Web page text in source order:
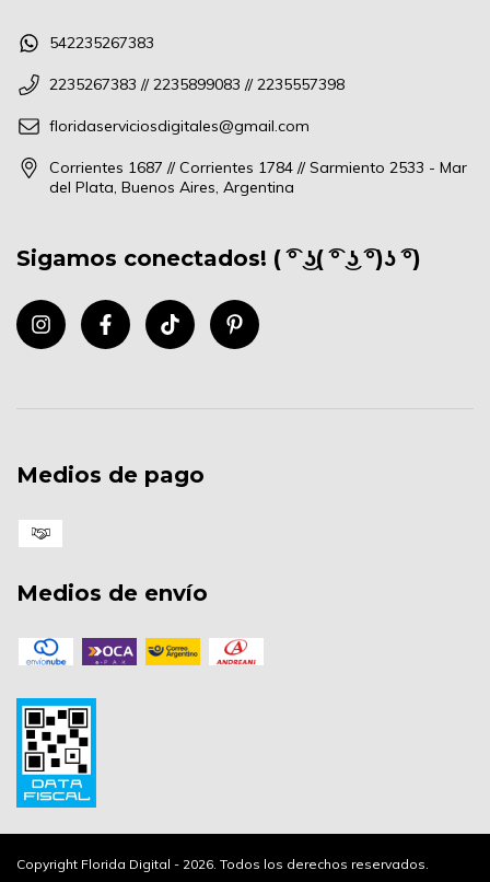
542235267383
2235267383 // 2235899083 // 2235557398
floridaserviciosdigitales@gmail.com
Corrientes 1687 // Corrientes 1784 // Sarmiento 2533 - Mar
del Plata, Buenos Aires, Argentina
Sigamos conectados! ( ͡° ͜ʖ( ͡° ͜ʖ ͡°)ʖ ͡°)
Medios de pago
Medios de envío
Copyright Florida Digital - 2026. Todos los derechos reservados.